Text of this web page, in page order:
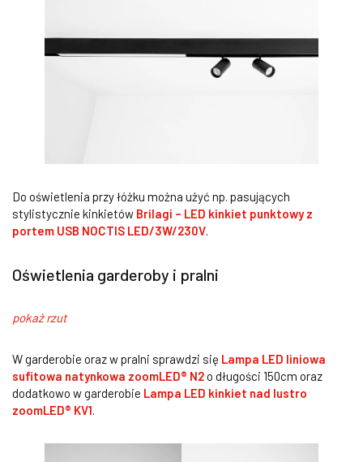
Do oświetlenia przy łóżku można użyć np. pasujących
stylistycznie kinkietów Brilagi – LED kinkiet punktowy z
portem USB NOCTIS LED/3W/230V.
Oświetlenia garderoby i pralni
pokaż rzut
W garderobie oraz w pralni sprawdzi się Lampa LED liniowa
sufitowa natynkowa zoomLED® N2o długości 150cm oraz
dodatkowo w garderobie Lampa LED kinkiet nad lustro
zoomLED® KV1.